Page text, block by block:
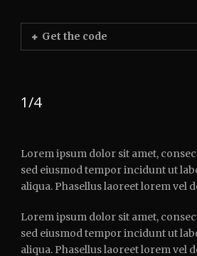
Get the code
1/4
Lorem ipsum dolor sit amet,
sed eiusmod tempor incidunt ut
aliqua. Phasellus laoreet lorem vel
Lorem ipsum dolor sit amet,
sed eiusmod tempor incidunt ut
aliqua. Phasellus laoreet lorem vel